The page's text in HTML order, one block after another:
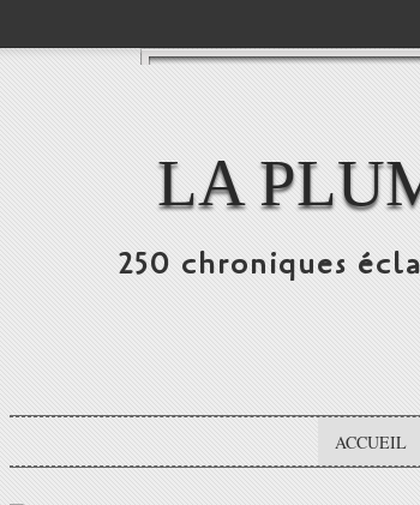
LA
250 chroniques
ACCUEIL